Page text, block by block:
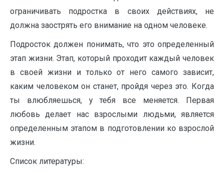
ограничивать подростка в своих действиях, не
должна заострять его внимание на одном человеке.
Подросток должен понимать, что это определенный
этап жизни. Этап, который проходит каждый человек
в своей жизни и только от него самого зависит,
каким человеком он станет, пройдя через это. Когда
ты влюбляешься, у тебя все меняется. Первая
любовь делает нас взрослыми людьми, является
определенным этапом в подготовлении ко взрослой
жизни.
Список литературы: